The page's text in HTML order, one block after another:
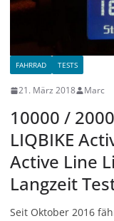
FAHRRAD TESTS
21. März 2018 Marc
10000 /
LIQBIKE
Active Line
Langzeit
Seit Oktober 2016